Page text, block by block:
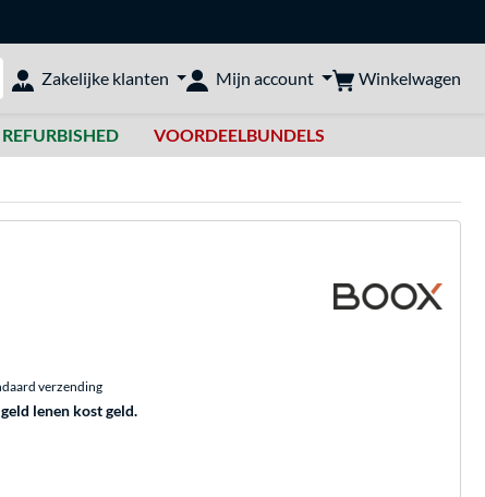
doorzoeken
Zakelijke klanten Mijn account Winkelwagen
REFURBISHED VOORDEELBUNDELS
verzending
lenen kost geld.